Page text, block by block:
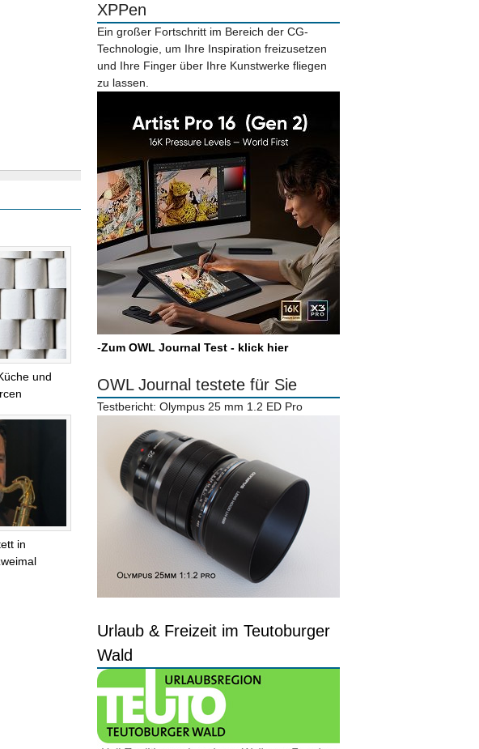
und
in
XPPen
Ein großer Fortschritt im Bereich der CG-
Technologie, um Ihre Inspiration freizusetzen
und Ihre Finger über Ihre Kunstwerke fliegen
zu lassen.
-Zum OWL Journal Test - klick hier
OWL Journal testete für Sie
Testbericht: Olympus 25 mm 1.2 ED Pro
Urlaub & Freizeit im Teutoburger
Wald